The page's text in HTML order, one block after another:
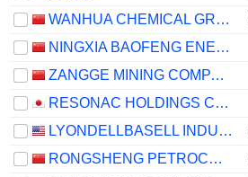
WANHUA CHEMICAL GROUP CO., LTD.
NINGXIA BAOFENG ENERGY GROUP CO., LTD.
ZANGGE MINING COMPANY LIMITED
RESONAC HOLDINGS CORPORATION
LYONDELLBASELL INDUSTRIES N.V.
RONGSHENG PETROCHEMICAL CO., LTD.